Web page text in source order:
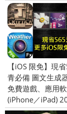
【iOS 限免】現
青必備 圖文生成
免費遊戲、應用
(iPhone／iPad)